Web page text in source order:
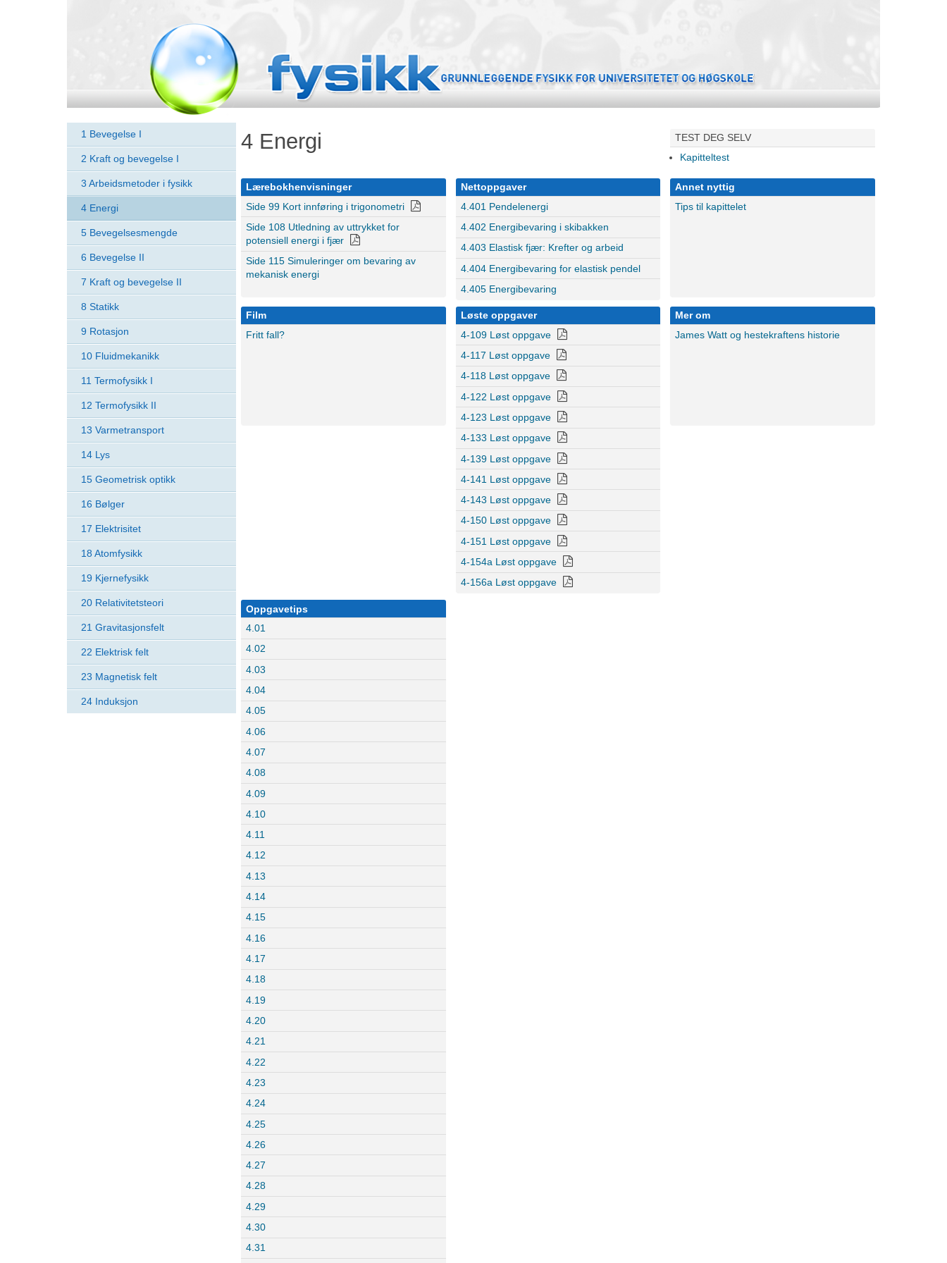
(2015)
1 Bevegelse I
2 Kraft og bevegelse I
3 Arbeidsmetoder i fysikk
4 Energi
5 Bevegelsesmengde
6 Bevegelse II
7 Kraft og bevegelse II
8 Statikk
9 Rotasjon
10 Fluidmekanikk
11 Termofysikk I
12 Termofysikk II
13 Varmetransport
14 Lys
15 Geometrisk optikk
16 Bølger
17 Elektrisitet
18 Atomfysikk
19 Kjernefysikk
20 Relativitetsteori
21 Gravitasjonsfelt
22 Elektrisk felt
23 Magnetisk felt
24 Induksjon
4 Energi
TEST DEG SELV
Kapitteltest
Lærebokhenvisninger
Side 99 Kort innføring i trigonometri
Side 108 Utledning av uttrykket for
potensiell energi i fjær
Side 115 Simuleringer om bevaring av
mekanisk energi
Nettoppgaver
4.401 Pendelenergi
4.402 Energibevaring i skibakken
4.403 Elastisk fjær: Krefter og arbeid
4.404 Energibevaring for elastisk pendel
4.405 Energibevaring
Annet nyttig
Tips til kapittelet
Film
Fritt fall?
Løste oppgaver
4-109 Løst oppgave
4-117 Løst oppgave
4-118 Løst oppgave
4-122 Løst oppgave
4-123 Løst oppgave
4-133 Løst oppgave
4-139 Løst oppgave
4-141 Løst oppgave
4-143 Løst oppgave
4-150 Løst oppgave
4-151 Løst oppgave
4-154a Løst oppgave
4-156a Løst oppgave
Mer om
James Watt og hestekraftens historie
Oppgavetips
4.01
4.02
4.03
4.04
4.05
4.06
4.07
4.08
4.09
4.10
4.11
4.12
4.13
4.14
4.15
4.16
4.17
4.18
4.19
4.20
4.21
4.22
4.23
4.24
4.25
4.26
4.27
4.28
4.29
4.30
4.31